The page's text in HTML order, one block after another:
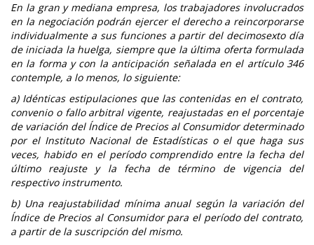
En la gran y mediana empresa, los trabajadores involucrados
en la negociación podrán ejercer el derecho a reincorporarse
individualmente a sus funciones a partir del decimosexto día
de iniciada la huelga, siempre que la última oferta formulada
en la forma y con la anticipación señalada en el artículo 346
contemple, a lo menos, lo siguiente:
a) Idénticas estipulaciones que las contenidas en el contrato,
convenio o fallo arbitral vigente, reajustadas en el porcentaje
de variación del Índice de Precios al Consumidor determinado
por el Instituto Nacional de Estadísticas o el que haga sus
veces, habido en el período comprendido entre la fecha del
último reajuste y la fecha de término de vigencia del
respectivo instrumento.
b) Una reajustabilidad mínima anual según la variación del
Índice de Precios al Consumidor para el período del contrato,
a partir de la suscripción del mismo.